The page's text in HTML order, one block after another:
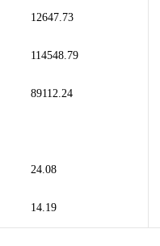
12647.73
114548.79
89112.24
24.08
14.19